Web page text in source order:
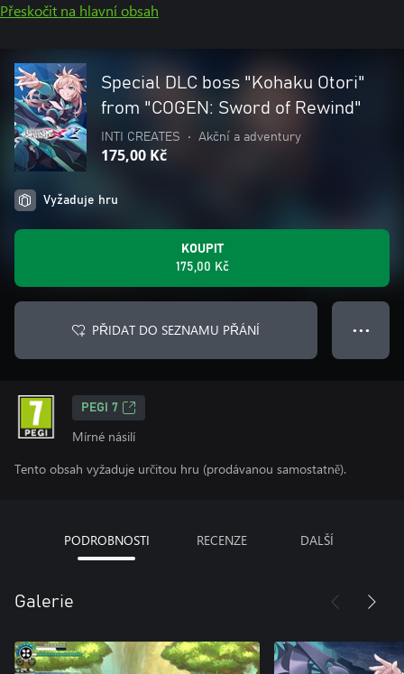
Přeskočit na hlavní obsah
Special DLC boss "Kohaku Otori"
from "COGEN: Sword of Rewind"
INTI CREATES • Akční a adventury
175,00 Kč
Vyžaduje hru
KOUPIT
175,00 Kč
PŘIDAT DO SEZNAMU PŘÁNÍ ● ● ●
PEGI 7
Mírné násilí
Tento obsah vyžaduje určitou hru (prodávanou samostatně).
PODROBNOSTI RECENZE DALŠÍ
Galerie